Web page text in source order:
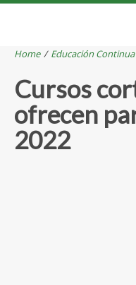
Home / Educación Continua
Cursos
ofrecen
2022